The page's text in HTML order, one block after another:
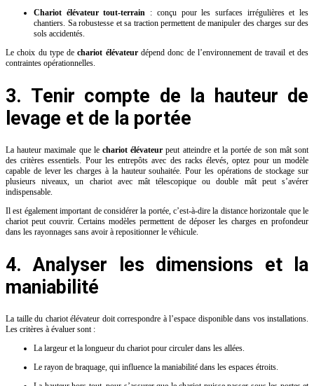
Chariot élévateur tout-terrain : conçu pour les surfaces irrégulières et les
chantiers. Sa robustesse et sa traction permettent de manipuler des charges sur des
sols accidentés.
Le choix du type dechariot élévateurdépend donc de l’environnement de travail et des
contraintes opérationnelles.
3. Tenir compte de la hauteur de
levage et de la portée
La hauteur maximale que le chariot élévateur peut atteindre et la portée de son mât sont
des critères essentiels. Pour les entrepôts avec des racks élevés, optez pour un modèle
capable de lever les charges à la hauteur souhaitée. Pour les opérations de stockage sur
plusieurs niveaux, un chariot avec mât télescopique ou double mât peut s’avérer
indispensable.
Il est également important de considérer la portée, c’est-à-dire la distance horizontale que le
chariot peut couvrir. Certains modèles permettent de déposer les charges en profondeur
dans les rayonnages sans avoir à repositionner le véhicule.
4. Analyser les dimensions et la
maniabilité
La taille du chariot élévateur doit correspondre à l’espace disponible dans vos installations.
Les critères à évaluer sont :
La largeur et la longueur du chariot pour circuler dans les allées.
Le rayon de braquage, qui influence la maniabilité dans les espaces étroits.